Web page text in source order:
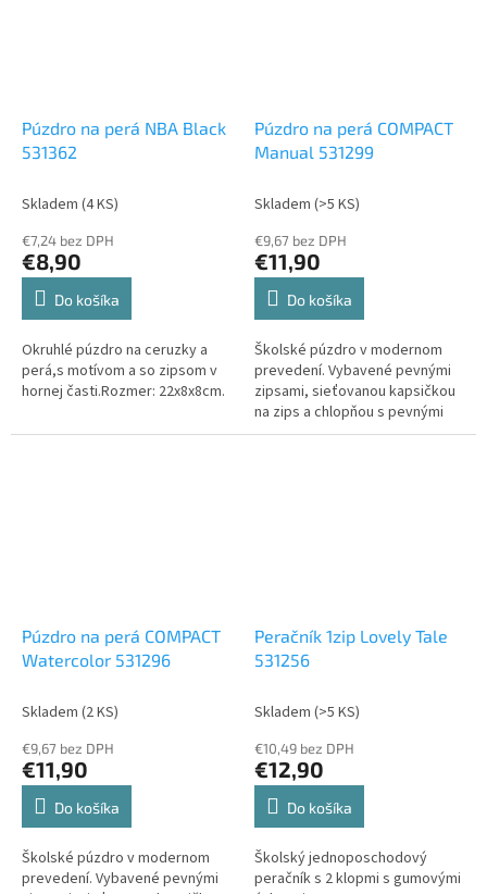
Púzdro na perá NBA Black
531362
Skladem (4 KS)
€7,24 bez DPH
€8,90
Do košíka
Okruhlé púzdro na ceruzky a
perá,s motívom a so zipsom v
hornej časti.Rozmer: 22x8x8cm.
Púzdro na perá COMPACT
Manual 531299
Skladem (>5 KS)
€9,67 bez DPH
€11,90
Do košíka
Školské púzdro v modernom
prevedení. Vybavené pevnými
zipsami, sieťovanou kapsičkou
na zips a chlopňou s pevnými
pútkami po oboch stranách. Pod
Púzdro na perá COMPACT
Watercolor 531296
Skladem (2 KS)
€9,67 bez DPH
€11,90
Do košíka
Školské púzdro v modernom
prevedení. Vybavené pevnými
Peračník 1zip Lovely Tale
531256
Skladem (>5 KS)
€10,49 bez DPH
€12,90
Do košíka
Školský jednoposchodový
peračník s 2 klopmi s gumovými